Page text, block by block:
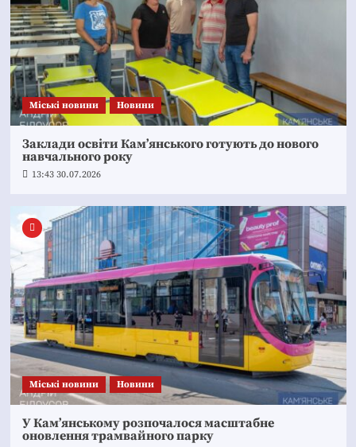
Mіські новини Новини
Заклади освіти Кам’янського готують до нового
навчального року
13:43 30.07.2026
Mіські новини Новини
У Кам’янському розпочалося масштабне
оновлення трамвайного парку